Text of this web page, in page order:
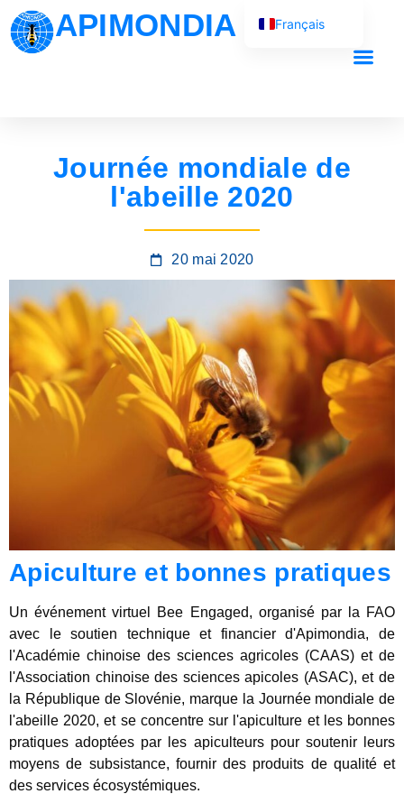
APIMONDIA
Journée mondiale de
l'abeille 2020
20 mai 2020
Apiculture et bonnes pratiques
Un événement virtuel Bee Engaged, organisé par la FAO
avec le soutien technique et financier d'Apimondia, de
l'Académie chinoise des sciences agricoles (CAAS) et de
l'Association chinoise des sciences apicoles (ASAC), et de
la République de Slovénie, marque la Journée mondiale de
l'abeille 2020, et se concentre sur l'apiculture et les bonnes
pratiques adoptées par les apiculteurs pour soutenir leurs
moyens de subsistance, fournir des produits de qualité et
des services écosystémiques.
Français
Русский